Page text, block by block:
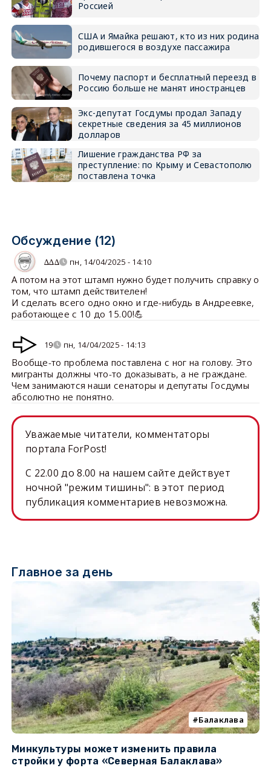
Россией
США и Ямайка решают, кто из них родина
родившегося в воздухе пассажира
Почему паспорт и бесплатный переезд в
Россию больше не манят иностранцев
Экс-депутат Госдумы продал Западу
секретные сведения за 45 миллионов
долларов
Лишение гражданства РФ за
преступление: по Крыму и Севастополю
поставлена точка
Обсуждение (12)
∆∆∆ пн, 14/04/2025 - 14:10
А потом на этот штамп нужно будет получить справку о
том, что штамп действителен!
И сделать всего одно окно и где-нибудь в Андреевке,
работающее с 10 до 15.00!💪
19 пн, 14/04/2025 - 14:13
Вообще-то проблема поставлена с ног на голову. Это
мигранты должны что-то доказывать, а не граждане.
Чем занимаются наши сенаторы и депутаты Госдумы
абсолютно не понятно.
Уважаемые читатели, комментаторы
портала ForPost!
C 22.00 до 8.00 на нашем сайте действует
ночной "режим тишины": в этот период
публикация комментариев невозможна.
Главное за день
Балаклава
Минкультуры может изменить правила
стройки у форта «Северная Балаклава»